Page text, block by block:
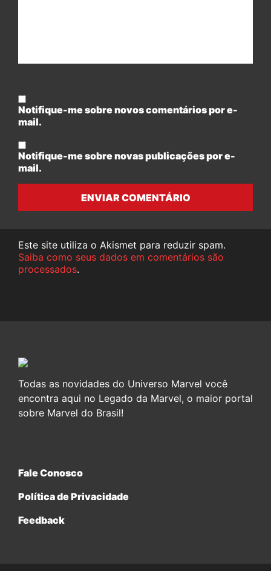
Notifique-me sobre novos comentários por e-
mail.
Notifique-me sobre novas publicações por e-
mail.
ENVIAR COMENTÁRIO
Este site utiliza o Akismet para reduzir spam.
Saiba como seus dados em comentários são
processados.
Todas as novidades do Universo Marvel você
encontra aqui no Legado da Marvel, o maior portal
sobre Marvel do Brasil!
Fale Conosco
Política de Privacidade
Feedback